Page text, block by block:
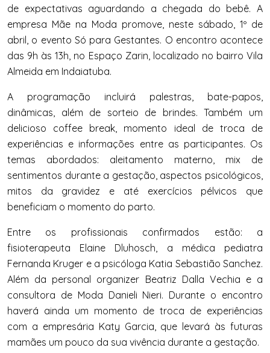
de expectativas aguardando a chegada do bebê. A
empresa Mãe na Moda promove, neste sábado, 1º de
abril, o evento Só para Gestantes. O encontro acontece
das 9h às 13h, no Espaço Zarin, localizado no bairro Vila
Almeida em Indaiatuba.
A programação incluirá palestras, bate-papos,
dinâmicas, além de sorteio de brindes. Também um
delicioso coffee break, momento ideal de troca de
experiências e informações entre as participantes. Os
temas abordados: aleitamento materno, mix de
sentimentos durante a gestação, aspectos psicológicos,
mitos da gravidez e até exercícios pélvicos que
beneficiam o momento do parto.
Entre os profissionais confirmados estão: a
fisioterapeuta Elaine Dluhosch, a médica pediatra
Fernanda Kruger e a psicóloga Katia Sebastião Sanchez.
Além da personal organizer Beatriz Dalla Vechia e a
consultora de Moda Danieli Nieri. Durante o encontro
haverá ainda um momento de troca de experiências
com a empresária Katy Garcia, que levará às futuras
mamães um pouco da sua vivência durante a gestação.